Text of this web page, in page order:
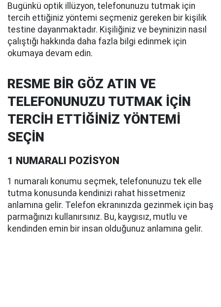
Bugünkü optik illüzyon, telefonunuzu tutmak için
tercih ettiğiniz yöntemi seçmeniz gereken bir kişilik
testine dayanmaktadır. Kişiliğiniz ve beyninizin nasıl
çalıştığı hakkında daha fazla bilgi edinmek için
okumaya devam edin.
RESME BİR GÖZ ATIN VE
TELEFONUNUZU TUTMAK İÇİN
TERCİH ETTİĞİNİZ YÖNTEMİ
SEÇİN
1 NUMARALI POZİSYON
1 numaralı konumu seçmek, telefonunuzu tek elle
tutma konusunda kendinizi rahat hissetmeniz
anlamına gelir. Telefon ekranınızda gezinmek için baş
parmağınızı kullanırsınız. Bu, kaygısız, mutlu ve
kendinden emin bir insan olduğunuz anlamına gelir.